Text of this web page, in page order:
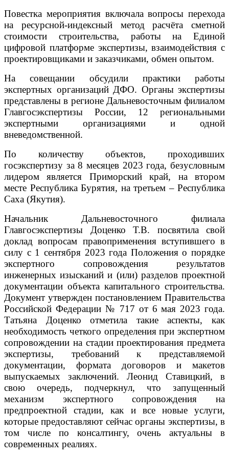
Повестка мероприятия включала вопросы перехода
на ресурсной-индексный метод расчёта сметной
стоимости строительства, работы на Единой
цифровой платформе экспертизы, взаимодействия с
проектировщиками и заказчиками, обмен опытом.
На совещании обсудили практики работы
экспертных организаций ДФО. Органы экспертизы
представлены в регионе Дальневосточным филиалом
Главгосэкспертизы России, 12 региональными
экспертными организациями и одной
вневедомственной.
По количеству объектов, проходивших
госэкспертизу за 8 месяцев 2023 года, безусловным
лидером является Приморский край, на втором
месте Республика Бурятия, на третьем – Республика
Саха (Якутия).
Начальник Дальневосточного филиала
Главгосэкспертизы Доценко Т.В. посвятила свой
доклад вопросам правоприменения вступившего в
силу с 1 сентября 2023 года Положения о порядке
экспертного сопровождения результатов
инженерных изысканий и (или) разделов проектной
документации объекта капитального строительства.
Документ утвержден постановлением Правительства
Российской Федерации № 717 от 6 мая 2023 года.
Татьяна Доценко отметила такие аспекты, как
необходимость четкого определения при экспертном
сопровождении на стадии проектирования предмета
экспертизы, требований к представляемой
документации, формата договоров и макетов
выпускаемых заключений. Леонид Ставицкий, в
свою очередь, подчеркнул, что запущенный
механизм экспертного сопровождения на
предпроектной стадии, как и все новые услуги,
которые предоставляют сейчас органы экспертизы, в
том числе по консалтингу, очень актуальны в
современных реалиях.